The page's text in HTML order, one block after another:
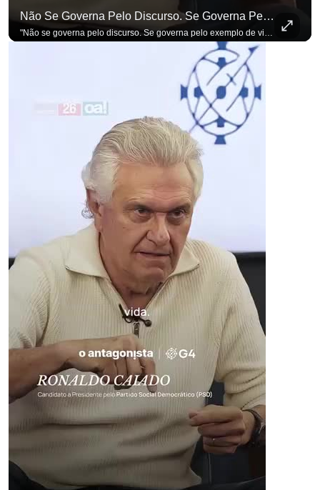
Não Se Governa Pelo Discurso. Se Governa Pelo Exemplo De Vida", Alfineta Ronaldo Caiado
"Não se governa pelo discurso. Se governa pelo exemplo de vida", alfineta Ronaldo Caiado, respondendo a empresários na primeira Sabatina Presidencial com a pauta definida por quem constrói o país. Se você busca informação com credibilidade, inscreva-se agora e ative o
para não perder